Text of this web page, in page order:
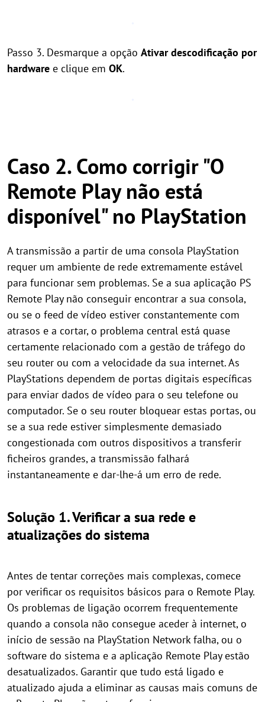
Passo 3. Desmarque a opção Ativar descodificação por
hardware e clique em OK.
Caso 2. Como corrigir "O
Remote Play não está
disponível" no PlayStation
A transmissão a partir de uma consola PlayStation
requer um ambiente de rede extremamente estável
para funcionar sem problemas. Se a sua aplicação PS
Remote Play não conseguir encontrar a sua consola,
ou se o feed de vídeo estiver constantemente com
atrasos e a cortar, o problema central está quase
certamente relacionado com a gestão de tráfego do
seu router ou com a velocidade da sua internet. As
PlayStations dependem de portas digitais específicas
para enviar dados de vídeo para o seu telefone ou
computador. Se o seu router bloquear estas portas, ou
se a sua rede estiver simplesmente demasiado
congestionada com outros dispositivos a transferir
ficheiros grandes, a transmissão falhará
instantaneamente e dar-lhe-á um erro de rede.
Solução 1. Verificar a sua rede e
atualizações do sistema
Antes de tentar correções mais complexas, comece
por verificar os requisitos básicos para o Remote Play.
Os problemas de ligação ocorrem frequentemente
quando a consola não consegue aceder à internet, o
início de sessão na PlayStation Network falha, ou o
software do sistema e a aplicação Remote Play estão
desatualizados. Garantir que tudo está ligado e
atualizado ajuda a eliminar as causas mais comuns de